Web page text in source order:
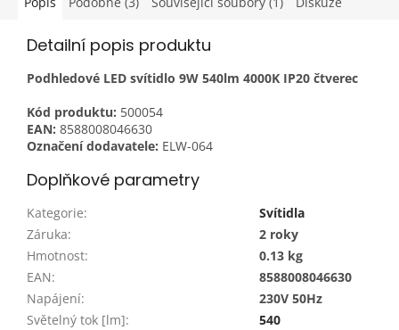
Detailní popis produktu
Podhledové LED svítidlo 9W 540lm 4000K IP20 čtverec
Kód produktu: 500054
EAN: 8588008046630
Označení dodavatele: ELW-064
Doplňkové parametry
Kategorie:
Svítidla
Záruka:
2 roky
Hmotnost:
0.13 kg
EAN:
8588008046630
Napájení:
230V 50Hz
Světelný tok [lm]:
540